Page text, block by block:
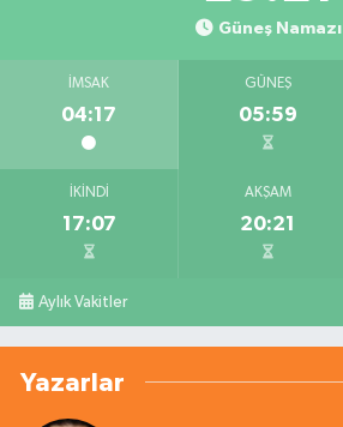
Güneş Namazı
İMSAK
04:17
GÜNEŞ
05:59
İKINDI
17:07
AKŞAM
20:21
Aylık Vakitler
Yazarlar